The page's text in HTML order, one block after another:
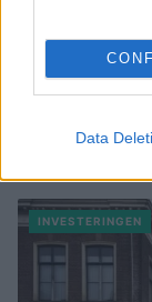
Data
INVESTERINGEN